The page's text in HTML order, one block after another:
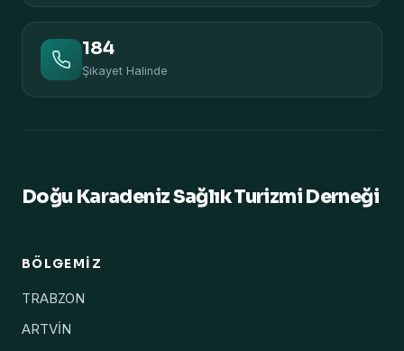
184
Şikayet Halinde
Doğu Karadeniz Sağlık Turizmi Derneği
BÖLGEMIZ
TRABZON
ARTVİN